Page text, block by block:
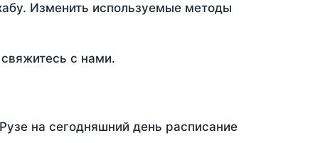
Изменить используемые методы
с нами.
на сегодняшний день расписание